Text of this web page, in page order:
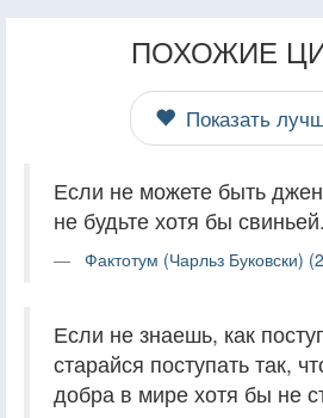
ПОХОЖИЕ
Показать
Если не можете быть
не будьте хотя бы свиньей.
Фактотум (Чарльз Буковски)
Если не знаешь, как
старайся поступать так,
добра в мире хотя бы не